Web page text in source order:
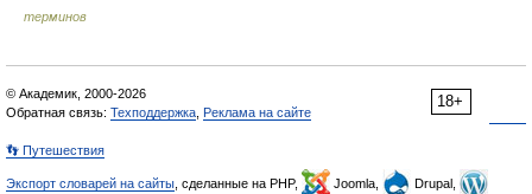
терминов
18+
© Академик, 2000-2026
Обратная связь: Техподдержка Реклама на сайте
👣 Путешествия
Экспорт словарей на сайты , сделанные на PHP, Joomla,
Drupal,